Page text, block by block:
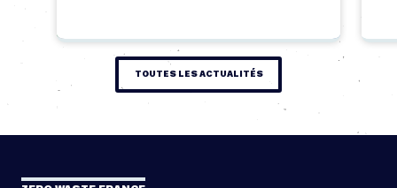
TOUTES LES ACTUALITÉS